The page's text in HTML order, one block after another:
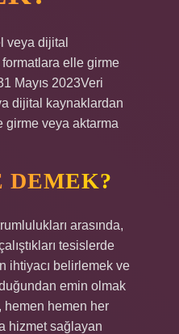
veya dijital
elle girme
Mayıs 2023Veri
dijital kaynaklardan
girme veya aktarma
DEMEK?
arasında,
tesislerde
ihtiyacı belirlemek ve
emin olmak
hemen hemen her
hizmet sağlayan